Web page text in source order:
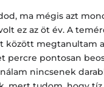
ma mégis azt
ez az öt év. A
között megtanultam
percre pontosan
nincsenek